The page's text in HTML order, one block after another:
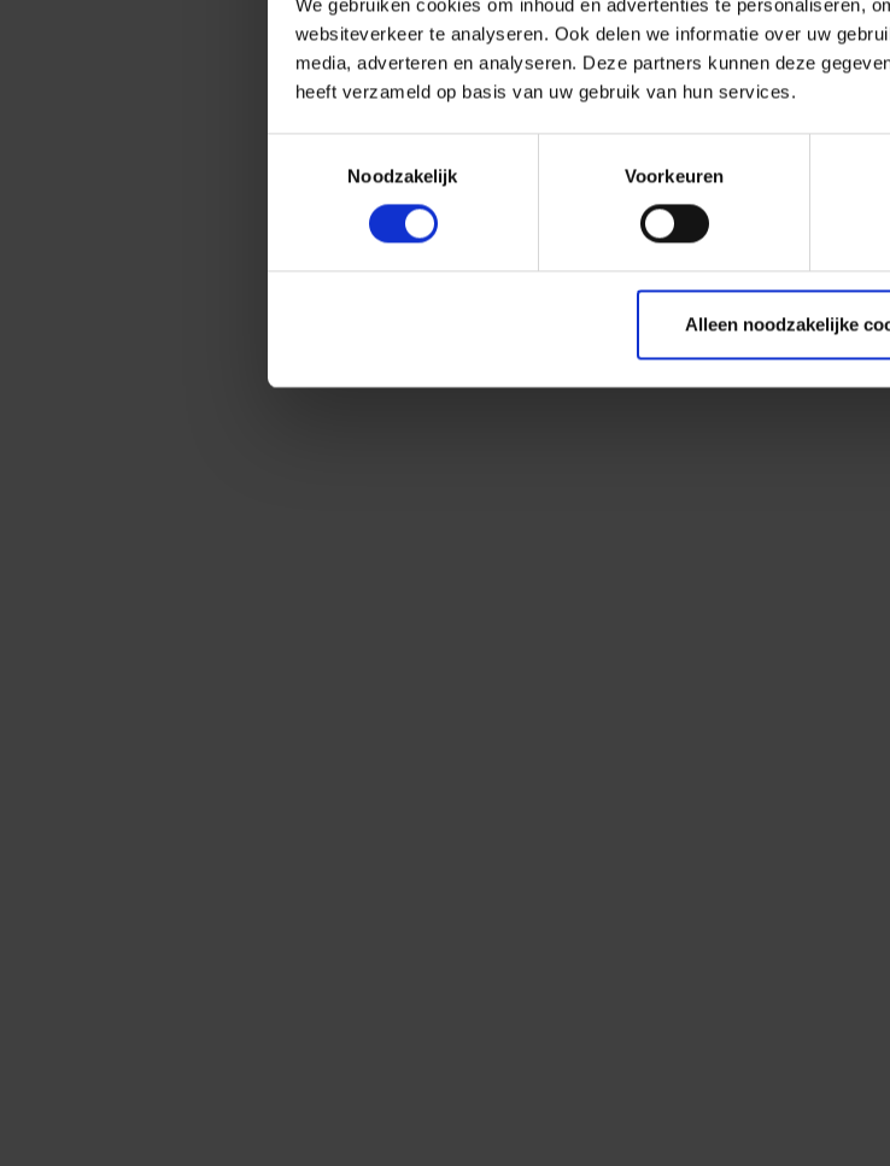
We gebruiken cookies om inhoud en advertenties te personaliseren,
websiteverkeer te analyseren. Ook delen we informatie over uw
media, adverteren en analyseren. Deze partners kunnen deze
heeft verzameld op basis van uw gebruik van hun services.
Noodzakelijk
Voorkeuren
Alleen noodzakelijke